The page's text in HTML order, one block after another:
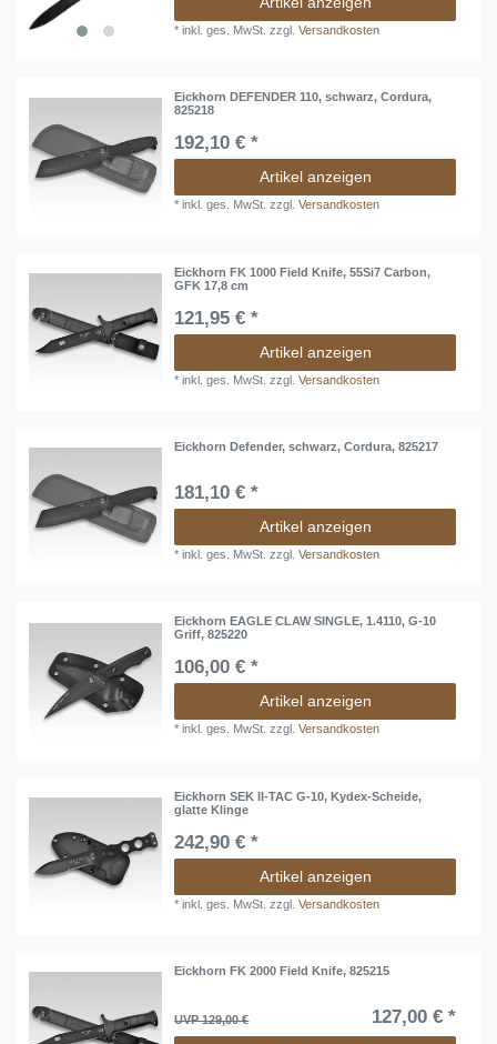
*inkl. ges. MwSt. zzgl.Versandkosten
Eickhorn DEFENDER 110, schwarz, Cordura,
825218
192,10 € *
Artikel anzeigen
*inkl. ges. MwSt. zzgl.Versandkosten
Eickhorn FK 1000 Field Knife, 55Si7 Carbon,
GFK 17,8 cm
121,95 € *
Artikel anzeigen
*inkl. ges. MwSt. zzgl.Versandkosten
Eickhorn Defender, schwarz, Cordura, 825217
181,10 € *
Artikel anzeigen
*inkl. ges. MwSt. zzgl.Versandkosten
Eickhorn EAGLE CLAW SINGLE, 1.4110, G-10
Griff, 825220
106,00 € *
Artikel anzeigen
*inkl. ges. MwSt. zzgl.Versandkosten
Eickhorn SEK II-TAC G-10, Kydex-Scheide,
glatte Klinge
242,90 € *
Artikel anzeigen
*inkl. ges. MwSt. zzgl.Versandkosten
Eickhorn FK 2000 Field Knife, 825215
UVP 129,00 € 127,00 € *